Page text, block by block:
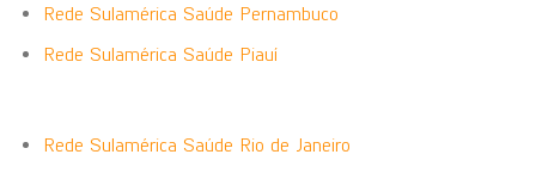
Rede Sulamérica Saúde Pernambuco
Rede Sulamérica Saúde Piauí
Rede Sulamérica Saúde Rio de Janeiro